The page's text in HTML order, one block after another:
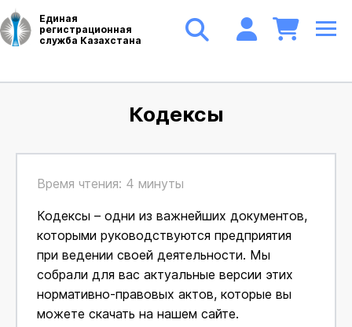
Единая
регистрационная
служба Казахстана
Кодексы
Время чтения: 4 минуты
Кодексы – одни из важнейших документов,
которыми руководствуются предприятия
при ведении своей деятельности. Мы
собрали для вас актуальные версии этих
нормативно-правовых актов, которые вы
можете скачать на нашем сайте.